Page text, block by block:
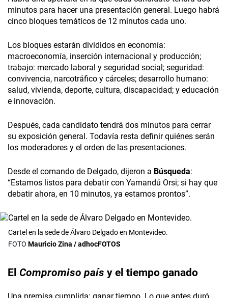
minutos para hacer una presentación general. Luego habrá
cinco bloques temáticos de 12 minutos cada uno.
Los bloques estarán divididos en economía:
macroeconomía, inserción internacional y producción;
trabajo: mercado laboral y seguridad social; seguridad:
convivencia, narcotráfico y cárceles; desarrollo humano:
salud, vivienda, deporte, cultura, discapacidad; y educación
e innovación.
Después, cada candidato tendrá dos minutos para cerrar
su exposición general. Todavía resta definir quiénes serán
los moderadores y el orden de las presentaciones.
Desde el comando de Delgado, dijeron a Búsqueda:
“Estamos listos para debatir con Yamandú Orsi; si hay que
debatir ahora, en 10 minutos, ya estamos prontos”.
Cartel en la sede de Álvaro Delgado en Montevideo.
Mauricio Zina / adhocFOTOS
El Compromiso país y el tiempo ganado